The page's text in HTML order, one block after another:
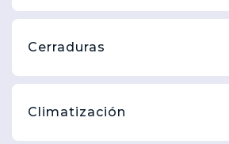
Cerraduras
Climatización